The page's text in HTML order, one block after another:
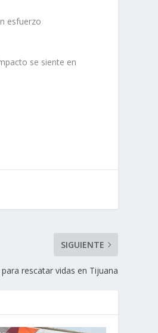
esfuerzo
se siente en
SIGUIENTE
rescatar vidas en Tijuana